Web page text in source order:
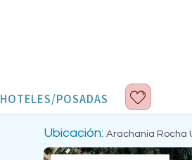
HOTELES/POSADAS
Ubicación: Arachania Rocha